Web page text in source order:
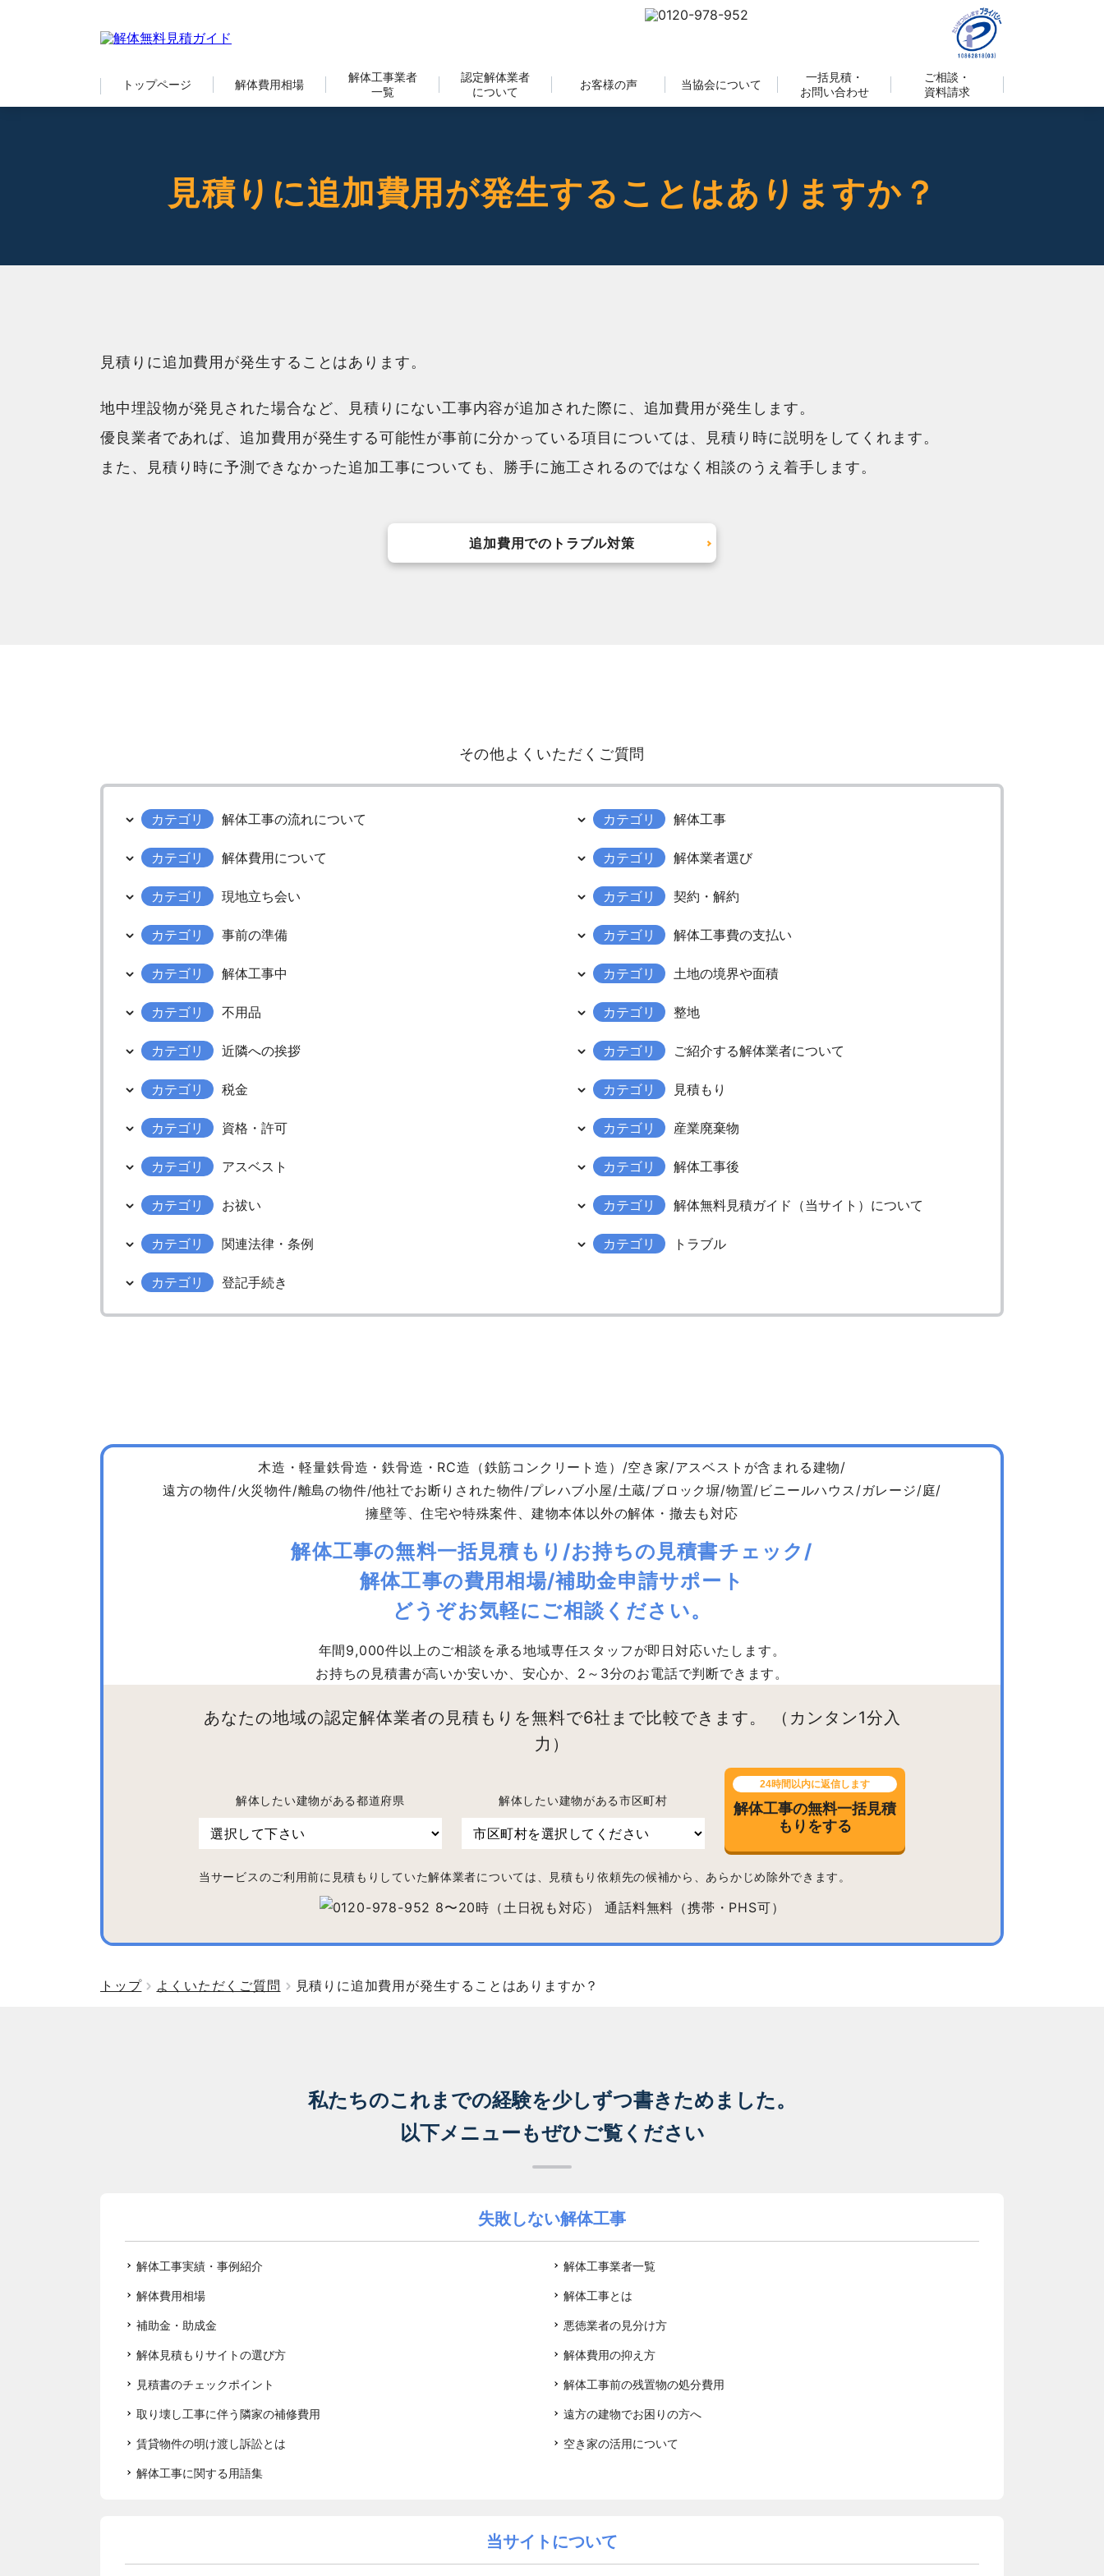
トップページ 解体費用相場
解体工事業者
一覧
認定解体業者
について
お客様の声 当協会について
一括見積・
お問い合わせ
ご相談・
資料請求
見積りに追加費用が発生することはありますか？
見積りに追加費用が発生することはあります。
地中埋設物が発見された場合など、見積りにない工事内容が追加された際に、追加費用が発生します。
優良業者であれば、追加費用が発生する可能性が事前に分かっている項目については、見積り時に説明をしてくれます。
また、見積り時に予測できなかった追加工事についても、勝手に施工されるのではなく相談のうえ着手します。
追加費用でのトラブル対策
その他よくいただくご質問
カテゴリ 解体工事の流れについて カテゴリ 解体工事
カテゴリ 解体費用について カテゴリ 解体業者選び
カテゴリ 現地立ち会い カテゴリ 契約・解約
カテゴリ 事前の準備 カテゴリ 解体工事費の支払い
カテゴリ 解体工事中 カテゴリ 土地の境界や面積
カテゴリ 不用品 カテゴリ 整地
カテゴリ 近隣への挨拶 カテゴリ ご紹介する解体業者について
カテゴリ 税金 カテゴリ 見積もり
カテゴリ 資格・許可 カテゴリ 産業廃棄物
カテゴリ アスベスト カテゴリ 解体工事後
カテゴリ お祓い カテゴリ 解体無料見積ガイド（当サイト）について
カテゴリ 関連法律・条例 カテゴリ トラブル
カテゴリ 登記手続き
木造・軽量鉄骨造・鉄骨造・RC造（鉄筋コンクリート造）/空き家/アスベストが含まれる建物/
遠方の物件/火災物件/離島の物件/他社でお断りされた物件/プレハブ小屋/土蔵/ブロック塀/物置/ビニールハウス/ガレージ/庭/
擁壁等、住宅や特殊案件、建物本体以外の解体・撤去も対応
解体工事の無料一括見積もり/お持ちの見積書チェック/
解体工事の費用相場/補助金申請サポート
どうぞお気軽にご相談ください。
年間9,000件以上のご相談を承る地域専任スタッフが即日対応いたします。
お持ちの見積書が高いか安いか、安心か、2～3分のお電話で判断できます。
あなたの地域の認定解体業者の見積もりを無料で6社まで比較できます。
（カンタン1分入
力）
解体したい建物がある都道府県 解体したい建物がある市区町村
24時間以内に返信します
解体工事の無料一括見積
もりをする
当サービスのご利用前に見積もりしていた解体業者については、見積もり依頼先の候補から、あらかじめ除外できます。
トップ よくいただくご質問 見積りに追加費用が発生することはありますか？
私たちのこれまでの経験を少しずつ書きためました。
以下メニューもぜひご覧ください
失敗しない解体工事
解体工事実績・事例紹介 解体工事業者一覧
解体費用相場 解体工事とは
補助金・助成金 悪徳業者の見分け方
解体見積もりサイトの選び方 解体費用の抑え方
見積書のチェックポイント 解体工事前の残置物の処分費用
取り壊し工事に伴う隣家の補修費用 遠方の建物でお困りの方へ
賃貸物件の明け渡し訴訟とは 空き家の活用について
解体工事に関する用語集
当サイトについて